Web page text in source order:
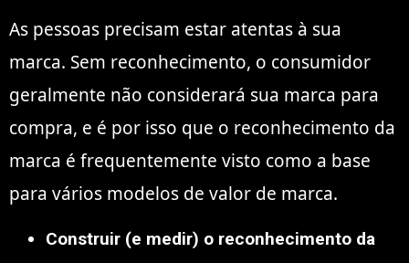
As pessoas precisam estar atentas à sua
marca. Sem reconhecimento, o consumidor
geralmente não considerará sua marca para
compra, e é por isso que o reconhecimento da
marca é frequentemente visto como a base
para vários modelos de valor de marca.
Construir (e medir) o reconhecimento da